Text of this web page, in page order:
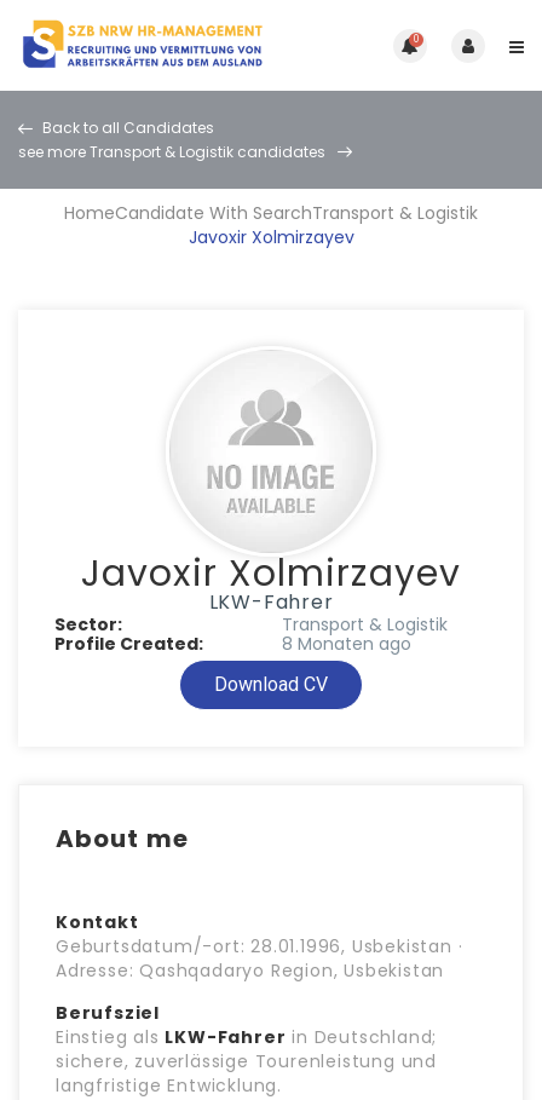
0
Back to all Candidates
see more Transport & Logistik candidates
HomeCandidate With SearchTransport & Logistik
Javoxir Xolmirzayev
Javoxir Xolmirzayev
LKW-Fahrer
Sector:
Transport & Logistik
Profile Created:
8 Monaten ago
Download CV
About me
Kontakt
Geburtsdatum/-ort: 28.01.1996, Usbekistan ·
Adresse: Qashqadaryo Region, Usbekistan
Berufsziel
Einstieg als LKW-Fahrer in Deutschland;
sichere, zuverlässige Tourenleistung und
langfristige Entwicklung.